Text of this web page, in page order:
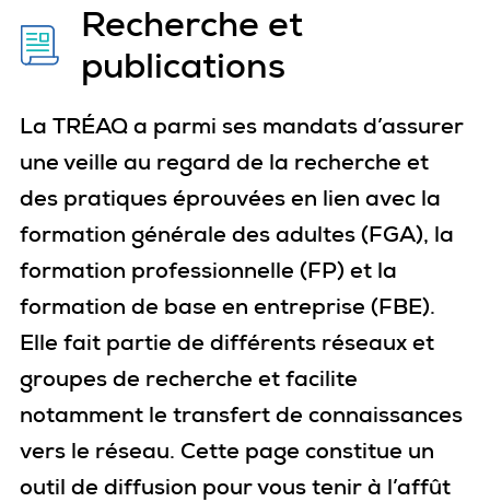
Recherche et
publications
La TRÉAQ a parmi ses mandats d’assurer
une veille au regard de la recherche et
des pratiques éprouvées en lien avec la
formation générale des adultes (FGA), la
formation professionnelle (FP) et la
formation de base en entreprise (FBE).
Elle fait partie de différents réseaux et
groupes de recherche et facilite
notamment le transfert de connaissances
vers le réseau. Cette page constitue un
outil de diffusion pour vous tenir à l’affût